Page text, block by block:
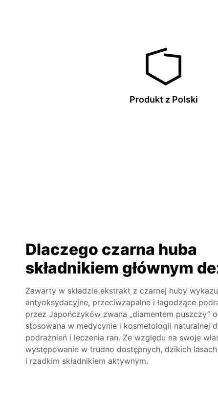
Produkt z Polski
Dlaczego czarna huba
składnikiem głównym
Zawarty w składzie ekstrakt z czarnej huby
antyoksydacyjne, przeciwzapalne i łagodzące
przez Japończyków zwana „diamentem puszczy”
stosowana w medycynie i kosmetologii naturalnej
podrażnień i leczenia ran. Ze względu na swoje
występowanie w trudno dostępnych, dzikich
i rzadkim składnikiem aktywnym.